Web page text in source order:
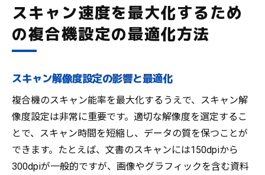
スキャン速度を最大化するため
の複合機設定の最適化方法
スキャン解像度設定の影響と最適化
複合機のスキャン能率を最大化するうえで、スキャン解
像度設定は非常に重要です。適切な解像度を選定するこ
とで、スキャン時間を短縮し、データの質を保つことが
できます。たとえば、文書のスキャンには150dpiから
300dpiが一般的ですが、画像やグラフィックを含む資料